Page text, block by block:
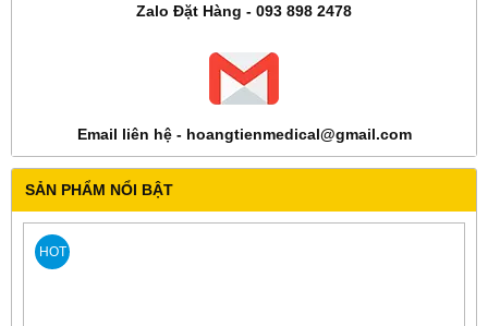
Zalo Đặt Hàng - 093 898 2478
Email liên hệ - hoangtienmedical@gmail.com
SẢN PHẨM NỔI BẬT
HOT